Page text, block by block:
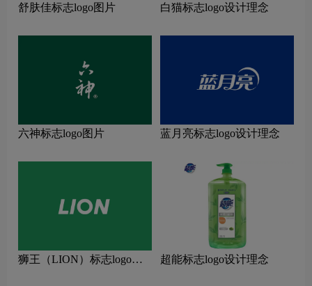
舒肤佳标志logo图片 白猫标志logo设计理念
六神标志logo图片 蓝月亮标志logo设计理念
狮王（LION）标志logo图
超能标志logo设计理念